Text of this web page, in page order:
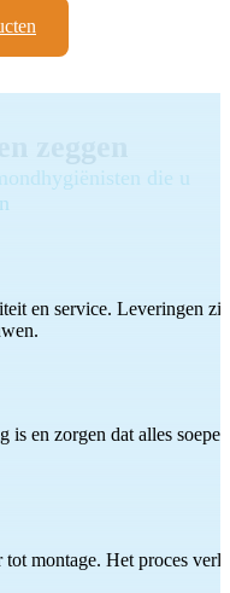
die u
en service. Leveringen
en zorgen dat alles
montage. Het proces